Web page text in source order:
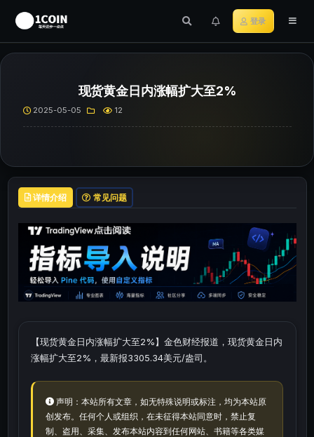
登录
现货黄金日内涨幅扩大至2%
2025-05-05 12
详情介绍 常见问题
【现货黄金日内涨幅扩大至2%】金色财经报道，现货黄金日内
涨幅扩大至2%，最新报3305.34美元/盎司。
声明：本站所有文章，如无特殊说明或标注，均为本站原
创发布。任何个人或组织，在未征得本站同意时，禁止复
制、盗用、采集、发布本站内容到任何网站、书籍等各类媒